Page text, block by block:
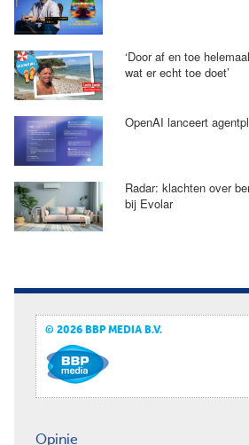
‘Door af en toe
wat er echt toe doet’
OpenAI lanceert
Radar: klachten over
bij Evolar
© 2026 BBP MEDIA B.V.
Opinie